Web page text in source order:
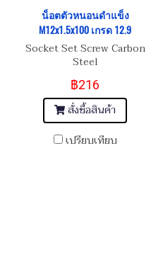
น็อตตัวหนอนดำแข็ง
M12x1.5x100 เกรด 12.9
Socket Set Screw Carbon
Steel
฿216
สั่งซื้อสินค้า
เปรียบเทียบ